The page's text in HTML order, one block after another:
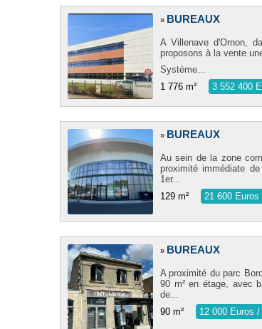
» BUREAUX
A Villenave d'Ornon,
proposons à la vente
Système...
1 776 m²
3 552 400
» BUREAUX
Au sein de la zone
proximité immédiate
1er...
129 m²
21 600 Euros
» BUREAUX
A proximité du parc
90 m² en étage, avec
de...
90 m²
12 000 Euros /